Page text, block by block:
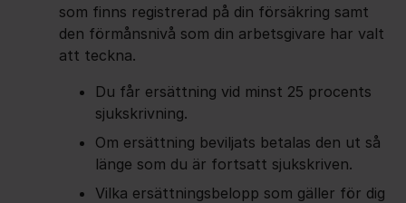
som finns registrerad på din försäkring samt
den förmånsnivå som din arbetsgivare har valt
att teckna.
Du får ersättning vid minst 25 procents
sjukskrivning.
Om ersättning beviljats betalas den ut så
länge som du är fortsatt sjukskriven.
Vilka ersättningsbelopp som gäller för dig